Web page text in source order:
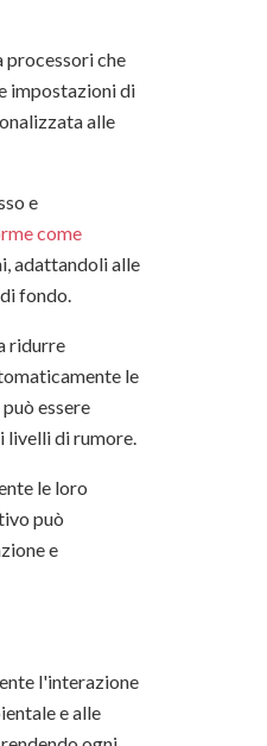
che
impostazioni di
alle
e
come
adattandoli alle
fondo.
ridurre
le
essere
livelli di rumore.
le loro
può
e
l'interazione
e alle